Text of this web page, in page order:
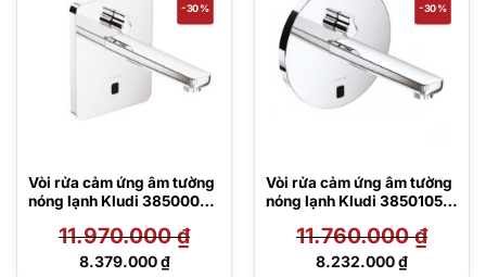
-30%
Vòi rửa cảm ứng âm tường
nóng lạnh Kludi 3850005
11.970.000₫
Giá
8.379.000₫
-30%
Vòi rửa cảm ứng âm tường
nóng lạnh Kludi 3850105
11.760.000₫
Giá
8.232.000₫